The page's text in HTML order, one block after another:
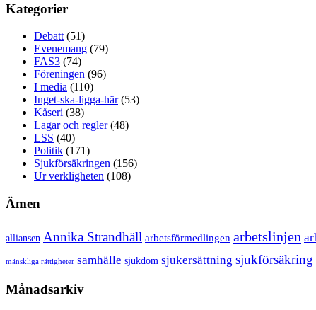
Kategorier
Debatt (51)
Evenemang (79)
FAS3 (74)
Föreningen (96)
I media (110)
Inget-ska-ligga-här(53)
Kåseri (38)
Lagar och regler(48)
LSS (40)
Politik (171)
Sjukförsäkringen (156)
Ur verkligheten (108)
Ämen
alliansen Annika Strandhäll arbetsförmedlingen arbetslinjen
mänskliga rättigheter samhälle sjukdom sjukersättning sjukförsäkring
Månadsarkiv